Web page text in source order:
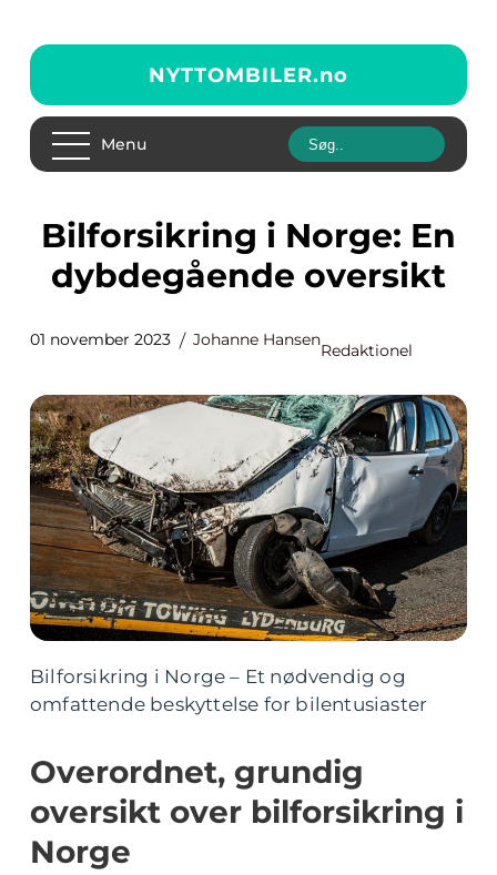
NYTTOMBILER.no
Menu
Bilforsikring i Norge: En
dybdegående oversikt
01 november 2023 Johanne Hansen
Redaktionel
Bilforsikring i Norge – Et nødvendig og
omfattende beskyttelse for bilentusiaster
Overordnet, grundig
oversikt over bilforsikring i
Norge